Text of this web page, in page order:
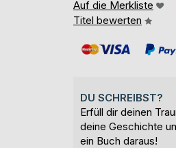
Auf die Merkliste
Titel bewerten
DU SCHREIBST?
Erfüll dir deinen
deine Geschichte
ein Buch daraus!